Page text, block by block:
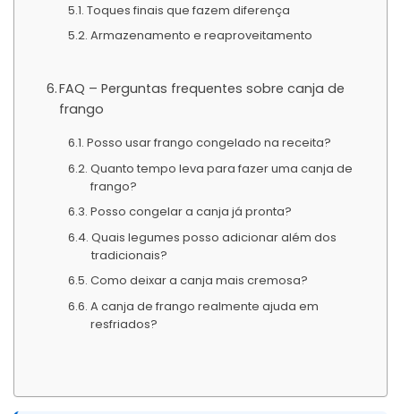
Toques finais que fazem diferença
Armazenamento e reaproveitamento
FAQ – Perguntas frequentes sobre canja de
frango
Posso usar frango congelado na receita?
Quanto tempo leva para fazer uma canja de
frango?
Posso congelar a canja já pronta?
Quais legumes posso adicionar além dos
tradicionais?
Como deixar a canja mais cremosa?
A canja de frango realmente ajuda em
resfriados?